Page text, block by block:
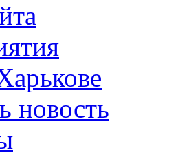
новость